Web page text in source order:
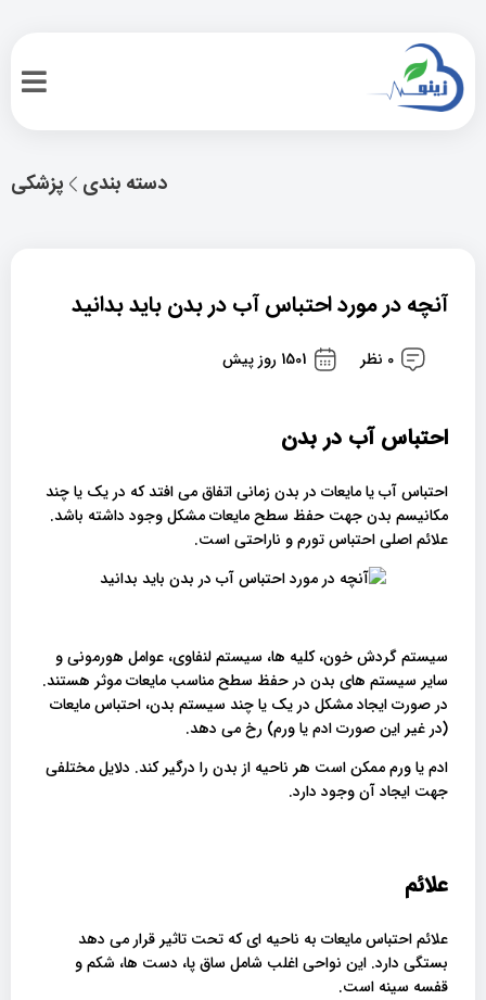
پزشکی دسته بندی
آنچه در مورد احتباس آب در بدن باید بدانید
0 نظر 1501 روز پیش
احتباس آب در بدن
احتباس آب یا مایعات در بدن زمانی اتفاق می افتد که در یک یا چند
مکانیسم بدن جهت حفظ سطح مایعات مشکل وجود داشته باشد.
علائم اصلی احتباس تورم و ناراحتی است.
سیستم گردش خون، کلیه ها، سیستم لنفاوی، عوامل هورمونی و
سایر سیستم های بدن در حفظ سطح مناسب مایعات موثر هستند.
در صورت ایجاد مشکل در یک یا چند سیستم بدن، احتباس مایعات
(در غیر این صورت ادم یا ورم) رخ می دهد.
ادم یا ورم ممکن است هر ناحیه از بدن را درگیر کند. دلایل مختلفی
جهت ایجاد آن وجود دارد.
علائم
علائم احتباس مایعات به ناحیه ای که تحت تاثیر قرار می دهد
بستگی دارد. این نواحی اغلب شامل ساق پا، دست ها، شکم و
قفسه سینه است.